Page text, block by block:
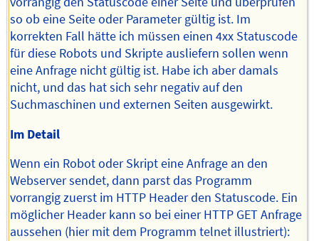
so ob eine Seite oder Parameter gültig ist. Im
korrekten Fall hätte ich müssen einen 4xx Statuscode
für diese Robots und Skripte ausliefern sollen wenn
eine Anfrage nicht gültig ist. Habe ich aber damals
nicht, und das hat sich sehr negativ auf den
Suchmaschinen und externen Seiten ausgewirkt.
Im Detail
Wenn ein Robot oder Skript eine Anfrage an den
Webserver sendet, dann parst das Programm
vorrangig zuerst im HTTP Header den Statuscode. Ein
möglicher Header kann so bei einer HTTP GET Anfrage
aussehen (hier mit dem Programm telnet illustriert):